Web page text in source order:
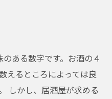
ある数字です。お酒の４
えるところによっては良
しかし、居酒屋が求める